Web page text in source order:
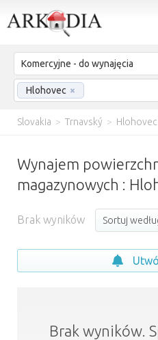
Komercyjne - do wynajęcia
Hlohovec ×
Slovakia > Trnavský > Hlohovec
Wynajem
magazynowych :
Brak wyników Sortuj
Brak wyników.